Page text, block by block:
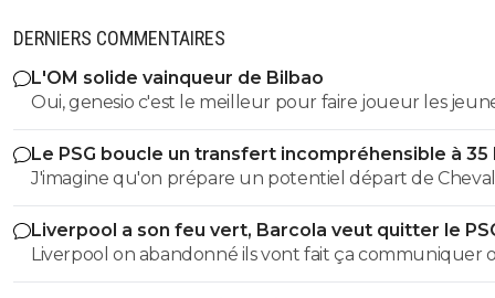
DERNIERS COMMENTAIRES
L'OM solide vainqueur de Bilbao
Oui, genesio c'est le meilleur pour faire joueur les
c'est positif
Le PSG boucle un transfert incompréhensible à 35
J'imagine qu'on prépare un potentiel départ de
l'été prochain au cas où il laisserait encore filer sa
évitera un panic buy tout en misant sur un très bon
gardien.
Liverpool a son feu vert, Barcola veut quitter le
Liverpool on abandonné ils vont fait ça communiquer
le joueur a pas suivis la préparation, Liverpool vont pas